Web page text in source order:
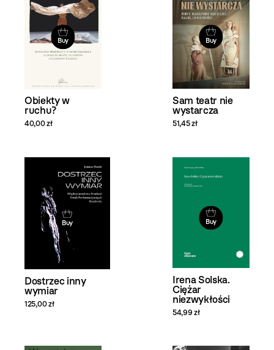
Buy
Obiekty w
ruchu?
40,00 zł
Buy
Sam teatr nie
wystarcza
51,45 zł
Buy
Dostrzec inny
wymiar
125,00 zł
Buy
Irena Solska.
Ciężar
niezwykłości
54,99 zł